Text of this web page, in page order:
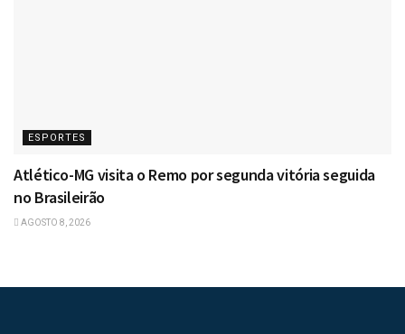
ESPORTES
Atlético-MG visita o Remo por segunda vitória seguida
no Brasileirão
AGOSTO 8, 2026